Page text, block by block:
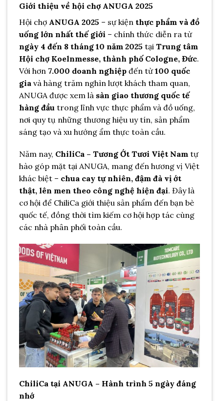
Giới thiệu về hội chợ ANUGA 2025
Hội chợ ANUGA 2025 – sự kiện thực phẩm và đồ
uống lớn nhất thế giới – chính thức diễn ra từ
ngày 4 đến 8 tháng 10 năm 2025 tại Trung tâm
Hội chợ Koelnmesse, thành phố Cologne, Đức.
Với hơn 7.000 doanh nghiệp đến từ100 quốc
gia và hàng trăm nghìn lượt khách tham quan,
ANUGA được xem là sàn giao thương quốc tế
hàng đầu trong lĩnh vực thực phẩm và đồ uống,
nơi quy tụ những thương hiệu uy tín, sản phẩm
sáng tạo và xu hướng ẩm thực toàn cầu.
Năm nay, ChiliCa – Tương Ớt Tươi Việt Nam tự
hào góp mặt tại ANUGA, mang đến hương vị Việt
khác biệt – chua cay tự nhiên, đậm đà vị ớt
thật, lên men theo công nghệ hiện đại. Đây là
cơ hội để ChiliCa giới thiệu sản phẩm đến bạn bè
quốc tế, đồng thời tìm kiếm cơ hội hợp tác cùng
các nhà phân phối toàn cầu.
ChiliCa tại ANUGA – Hành trình 5 ngày đáng
nhớ